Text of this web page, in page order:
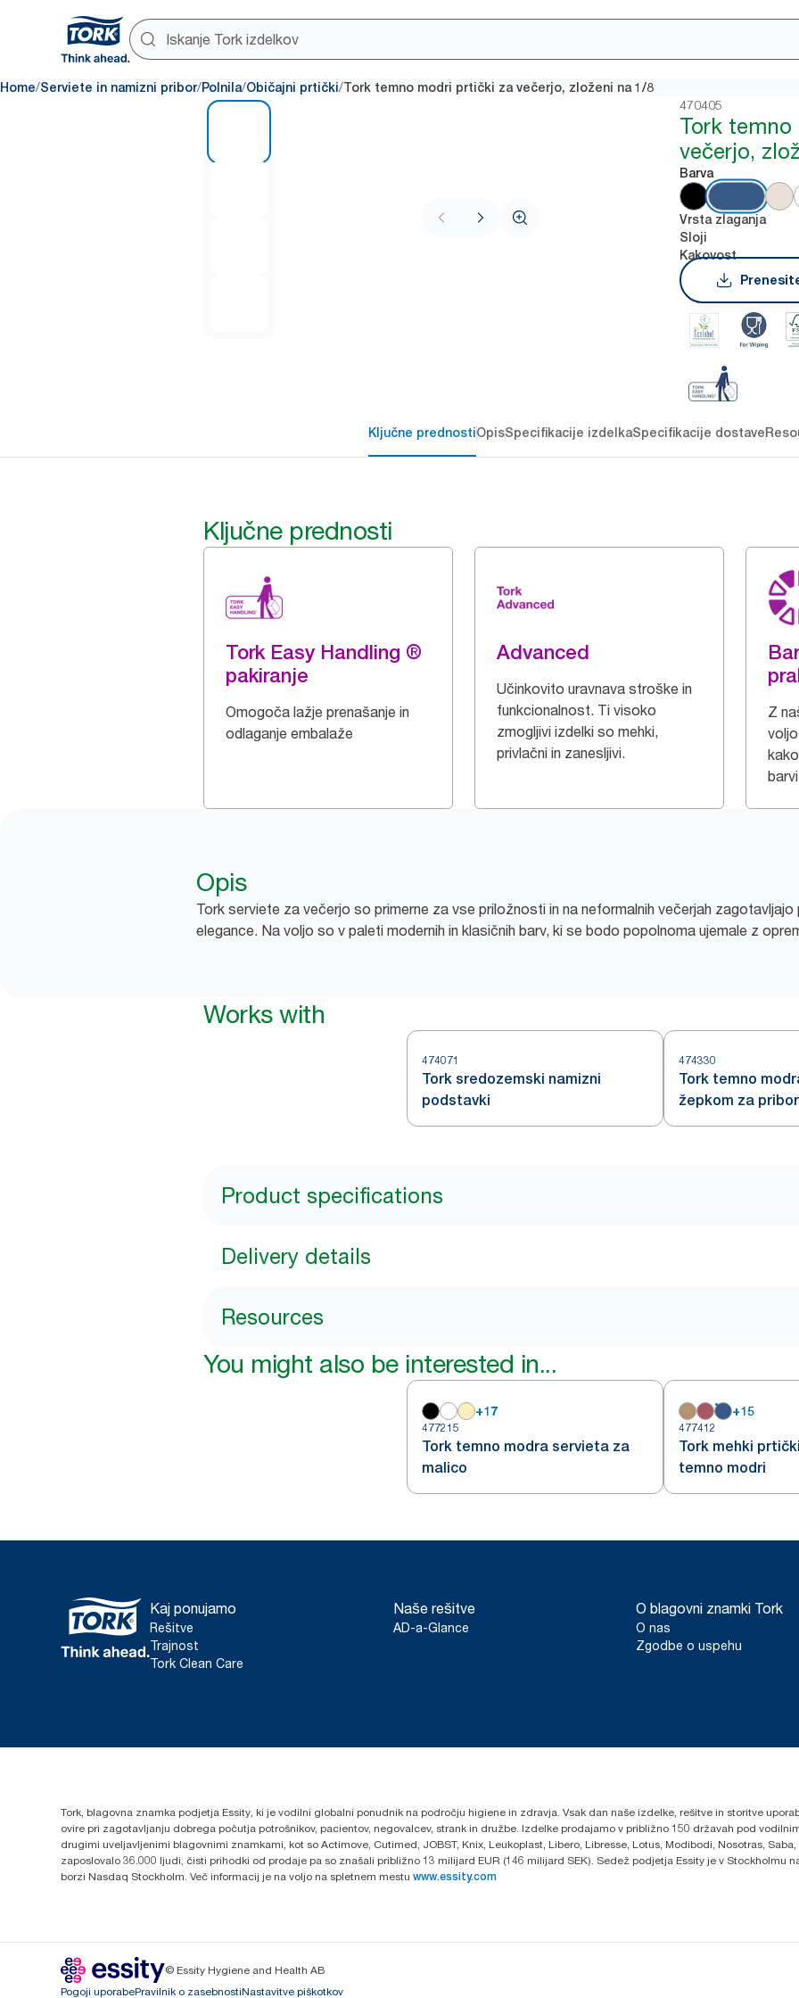
Home/Serviete in namizni pribor/Polnila/Običajni prtički/Tork temno modri prtički za večerjo, zloženi na 1/8
470405
Tork
večerjo,
Barva
Vrsta zlaganja
Sloji
Kakovost
Ključne prednostiOpisSpecifikacije izdelkaSpecifikacije dostave
Ključne prednosti
Tork Easy Handling ®
pakiranje
Omogoča lažje prenašanje in
odlaganje embalaže
Advanced
Učinkovito uravnava stroške in
funkcionalnost. Ti visoko
zmogljivi izdelki so mehki,
privlačni in zanesljivi.
Z
Opis
Tork serviete za večerjo so primerne za vse priložnosti in na neformalnih večerjah
elegance. Na voljo so v paleti modernih in klasičnih barv, ki se bodo popolnoma ujemale z
Works with
474071
Tork sredozemski namizni
podstavki
474330
Tork temno
žepkom za
prtičkom
Product specifications
Delivery details
Resources
You might also be interested in...
+17
477215
Tork temno modra servieta za
malico
+15
477412
Tork mehki
temno modri
Kaj ponujamo
Rešitve
Trajnost
Tork Clean Care
Naše rešitve
AD-a-Glance
O blagovni znamki Tork
O nas
Zgodbe o uspehu
Tork, blagovna znamka podjetja Essity, ki je vodilni globalni ponudnik na področju higiene in zdravja. Vsak dan naše izdelke, rešitve in storitve
ovire pri zagotavljanju dobrega počutja potrošnikov, pacientov, negovalcev, strank in družbe. Izdelke prodajamo v približno 150 državah pod
drugimi uveljavljenimi blagovnimi znamkami, kot so Actimove, Cutimed, JOBST, Knix, Leukoplast, Libero, Libresse, Lotus, Modibodi, Nosotras,
zaposlovalo 36.000 ljudi, čisti prihodki od prodaje pa so znašali približno 13 milijard EUR (146 milijard SEK). Sedež podjetja Essity je v Stockholmu
borzi Nasdaq Stockholm. Več informacij je na voljo na spletnem mestu www.essity.com
© Essity Hygiene and Health AB
Pogoji uporabePravilnik o zasebnostiNastavitve piškotkov